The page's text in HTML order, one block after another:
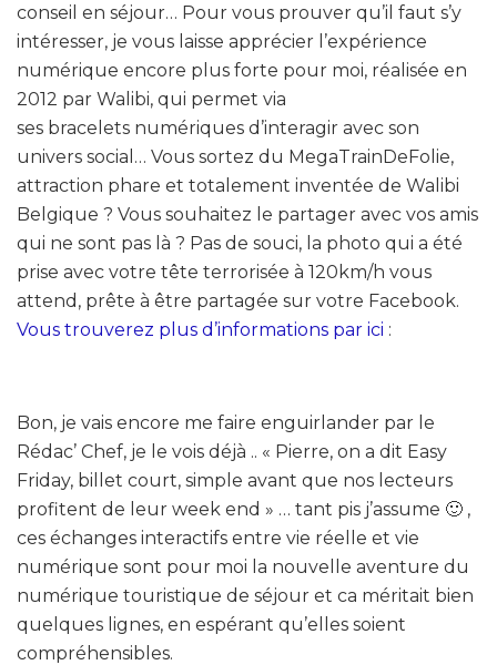
conseil en séjour… Pour vous prouver qu’il faut s’y
intéresser, je vous laisse apprécier l’expérience
numérique encore plus forte pour moi, réalisée en
2012 par Walibi, qui permet via
ses bracelets numériques d’interagir avec son
univers social… Vous sortez du MegaTrainDeFolie,
attraction phare et totalement inventée de Walibi
Belgique ? Vous souhaitez le partager avec vos amis
qui ne sont pas là ? Pas de souci, la photo qui a été
prise avec votre tête terrorisée à 120km/h vous
attend, prête à être partagée sur votre Facebook.
Vous trouverez plus d’informations par ici :
Bon, je vais encore me faire enguirlander par le
Rédac’ Chef, je le vois déjà .. « Pierre, on a dit Easy
Friday, billet court, simple avant que nos lecteurs
profitent de leur week end » … tant pis j’assume 🙂 ,
ces échanges interactifs entre vie réelle et vie
numérique sont pour moi la nouvelle aventure du
numérique touristique de séjour et ca méritait bien
quelques lignes, en espérant qu’elles soient
compréhensibles.